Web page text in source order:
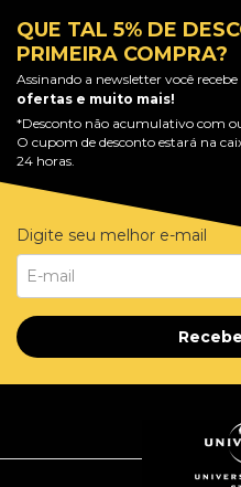
QUE TAL 5% DE
PRIMEIRA COMPRA?
Assinando a newsletter você
ofertas e muito mais!
*Desconto não acumulativo com
O cupom de desconto estará na
24 horas.
Digite seu melhor e-mail